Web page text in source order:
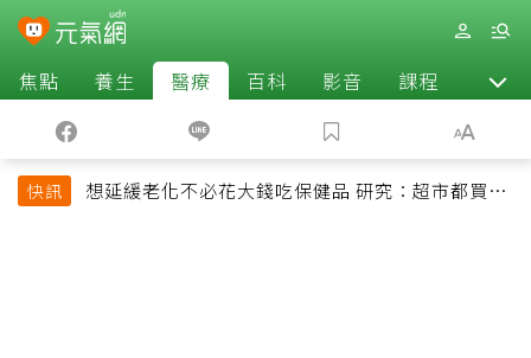
焦點 養生 醫療 百科 影音 課程 退休
快訊
想延緩老化不必花大錢吃保健品 研究：超市都買得